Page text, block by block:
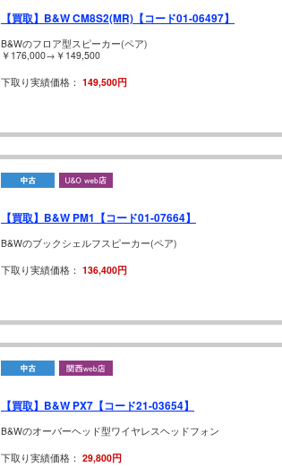
【買取】B&W CM8S2(MR)【コード01-06497】
B&Wのフロア型スピーカー(ペア)
￥176,000→￥149,500
下取り実績価格： 149,500円
【買取】B&W PM1【コード01-07664】
B&Wのブックシェルフスピーカー(ペア)
下取り実績価格： 136,400円
【買取】B&W PX7【コード21-03654】
B&Wのオーバーヘッド型ワイヤレスヘッドフォン
下取り実績価格： 29,800円